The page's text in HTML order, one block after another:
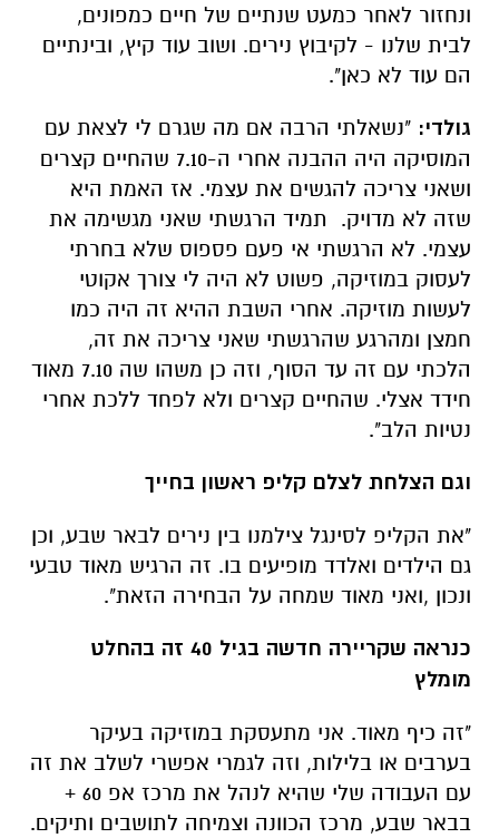
ונחזור לאחר כמעט שנתיים של חיים כמפונים,
לבית שלנו - לקיבוץ נירים. ושוב עוד קיץ, ובינתיים
הם עוד לא כאן".
גולדי: "נשאלתי הרבה אם מה שגרם לי לצאת עם
המוסיקה היה ההבנה אחרי ה-7.10 שהחיים קצרים
ושאני צריכה להגשים את עצמי. אז האמת היא
שזה לא מדויק. תמיד הרגשתי שאני מגשימה את
עצמי. לא הרגשתי אי פעם פספוס שלא בחרתי
לעסוק במוזיקה, פשוט לא היה לי צורך אקוטי
לעשות מוזיקה. אחרי השבת ההיא זה היה כמו
חמצן ומהרגע שהרגשתי שאני צריכה את זה,
הלכתי עם זה עד הסוף, וזה כן משהו שה 7.10 מאוד
חידד אצלי. שהחיים קצרים ולא לפחד ללכת אחרי
נטיות הלב".
וגם הצלחת לצלם קליפ ראשון בחייך
"את הקליפ לסינגל צילמנו בין נירים לבאר שבע, וכן
גם הילדים ואלדד מופיעים בו. זה הרגיש מאוד טבעי
ונכון ,ואני מאוד שמחה על הבחירה הזאת".
כנראה שקריירה חדשה בגיל 40 זה בהחלט
מומלץ
"זה כיף מאוד. אני מתעסקת במוזיקה בעיקר
בערבים או בלילות, וזה לגמרי אפשרי לשלב את זה
עם העבודה שלי שהיא לנהל את מרכז אפ 60 +
בבאר שבע, מרכז הכוונה וצמיחה לתושבים ותיקים.